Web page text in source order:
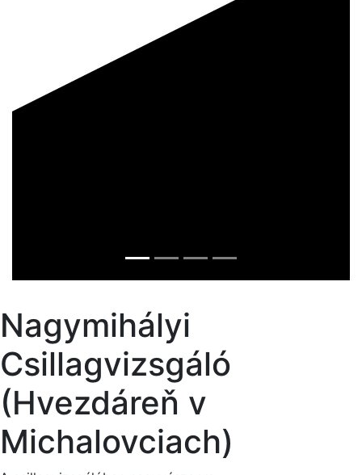
Nagymihályi
Csillagvizsgáló
(Hvezdáreň v
Michalovciach)